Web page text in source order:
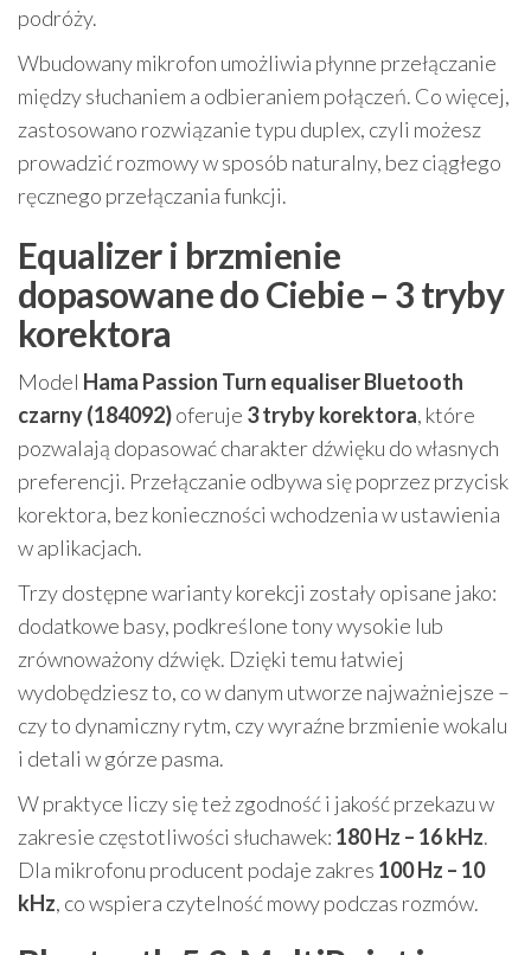
podróży.
Wbudowany mikrofon umożliwia płynne przełączanie
między słuchaniem a odbieraniem połączeń. Co więcej,
zastosowano rozwiązanie typu duplex, czyli możesz
prowadzić rozmowy w sposób naturalny, bez ciągłego
ręcznego przełączania funkcji.
Equalizer i brzmienie
dopasowane do Ciebie – 3 tryby
korektora
Model Hama Passion Turn equaliser Bluetooth
czarny (184092)oferuje 3 tryby korektora, które
pozwalają dopasować charakter dźwięku do własnych
preferencji. Przełączanie odbywa się poprzez przycisk
korektora, bez konieczności wchodzenia w ustawienia
w aplikacjach.
Trzy dostępne warianty korekcji zostały opisane jako:
dodatkowe basy, podkreślone tony wysokie lub
zrównoważony dźwięk. Dzięki temu łatwiej
wydobędziesz to, co w danym utworze najważniejsze –
czy to dynamiczny rytm, czy wyraźne brzmienie wokalu
i detali w górze pasma.
W praktyce liczy się też zgodność i jakość przekazu w
zakresie częstotliwości słuchawek: 180 Hz – 16 kHz.
Dla mikrofonu producent podaje zakres 100 Hz – 10
kHz, co wspiera czytelność mowy podczas rozmów.